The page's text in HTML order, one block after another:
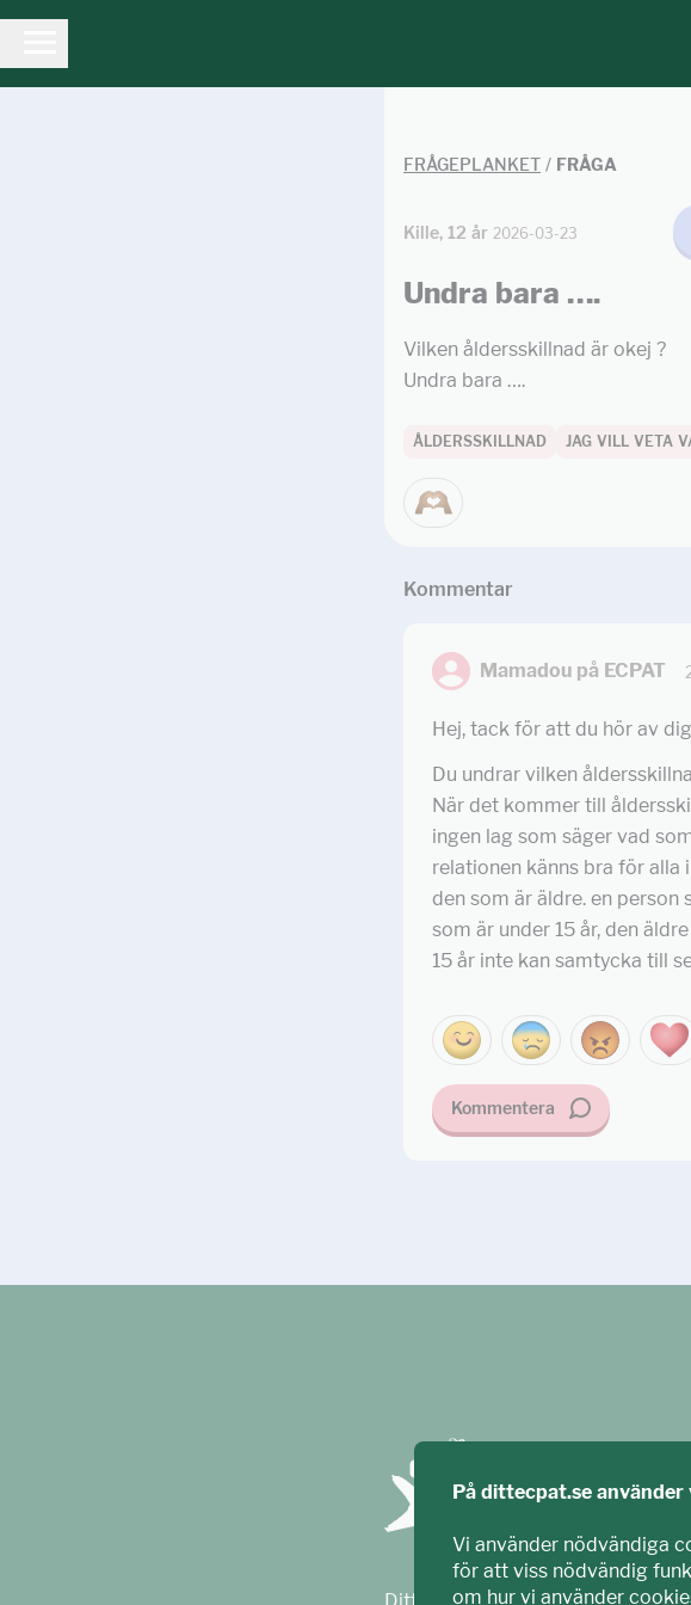
FRÅGEPLANKET / FRÅGA
Kille, 12 år 2026-03-23
Undra bara ….
Vilken åldersskillnad är okej ?
Undra bara ….
ÅLDERSSKILLNAD JAG VILL VETA
Kommentar
Mamadou på ECPAT
Hej, tack för att du hör av
Du undrar vilken
När det kommer till
ingen lag som säger vad
relationen känns bra för
den som är äldre. en person
som är under 15 år, den
15 år inte kan samtycka till
Kommentera
På dittecpat.se
Vi använder nödvändiga
för att viss nödvändig
om hur vi använder